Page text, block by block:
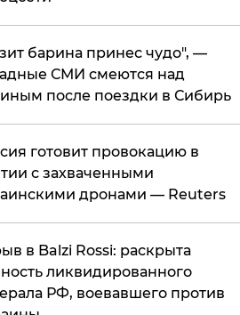
барина принес чудо", —
СМИ смеются над
после поездки в Сибирь
готовит провокацию в
с захваченными
дронами — Reuters
в Balzi Rossi: раскрыта
ликвидированного
РФ, воевавшего против